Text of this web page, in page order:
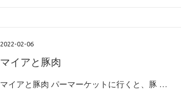
2022-02-06
マイアと豚肉
マイアと豚肉 パーマーケットに行くと、豚 …